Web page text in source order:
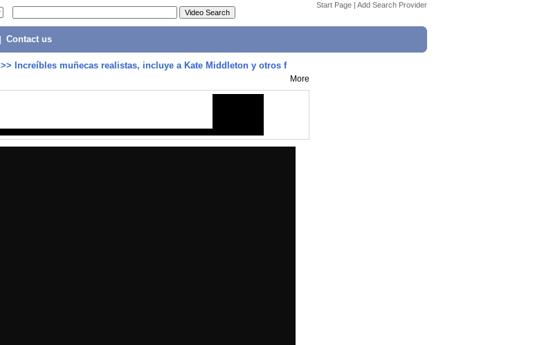
Start Page | Add Search Provider
Contact us
>> Increíbles muñecas realistas, incluye a Kate Middleton y otros f
More